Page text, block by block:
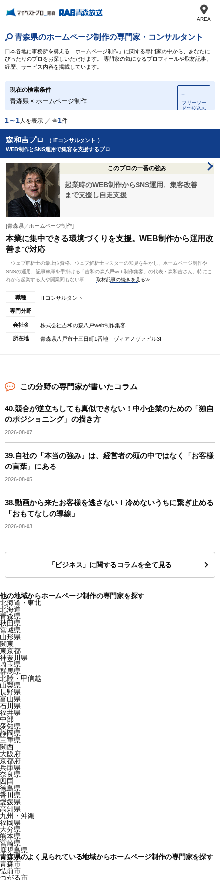
AREA
青森県のホームページ制作の専門家・コンサルタント
日本各地に事務所を構える「ホームページ制作」に関する専門家の中から、あなたに
ぴったりのプロをお探しいただけます。 専門家の気になるプロフィールや取材記事、
経歴、サービス内容を掲載しています。
現在の検索条件
青森県 × ホームページ制作
＋
フリーワー
ドで絞込み
1～1人を表示 ／ 全1件
森和吉プロ
（ ITコンサルタント ）
WEB制作とSNS運用で集客を支援するプロ
このプロの一番の強み
起業時のWEB制作からSNS運用、集客改善
まで支援し自走支援
[青森県／ホームページ制作]
本業に集中できる環境づくりを支援。WEB制作から運用改
善まで対応
ウェブ解析士の最上位資格、ウェブ解析士マスターの知見を生かし、ホームページ制作や
SNSの運用、記事執筆を手掛ける「吉和の森八戸web制作集客」の代表・森和吉さん。特にこ
れから起業する人や開業間もない事...
取材記事の続きを見る≫
職種 ITコンサルタント
専門分野
会社名 株式会社吉和の森八戸web制作集客
所在地 青森県八戸市十三日町1番地 ヴィアノヴァビル3F
この分野の専門家が書いたコラム
40.競合が逆立ちしても真似できない！中小企業のための「独自
のポジショニング」の描き方
2026-08-07
39.自社の「本当の強み」は、経営者の頭の中ではなく「お客様
の言葉」にある
2026-08-05
38.動画から来たお客様を逃さない！冷めないうちに繋ぎ止める
「おもてなしの導線」
2026-08-03
「ビジネス」に関するコラムを全て見る
他の地域からホームページ制作の専門家を探す
北海道・東北
北海道
青森県
秋田県
宮城県
山形県
関東
東京都
神奈川県
埼玉県
群馬県
北陸・甲信越
山梨県
長野県
富山県
石川県
福井県
中部
愛知県
静岡県
三重県
関西
大阪府
京都府
兵庫県
奈良県
四国
徳島県
香川県
愛媛県
高知県
九州・沖縄
福岡県
大分県
熊本県
宮崎県
鹿児島県
青森県のよく見られている地域からホームページ制作の専門家を探す
青森市
弘前市
つがる市